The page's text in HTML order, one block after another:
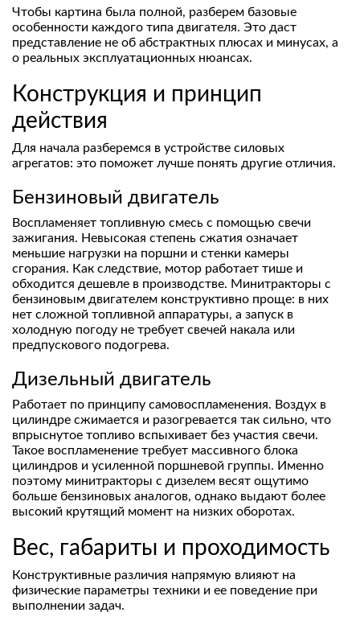
Чтобы картина была полной, разберем базовые
особенности каждого типа двигателя. Это даст
представление не об абстрактных плюсах и минусах, а
о реальных эксплуатационных нюансах.
Конструкция и принцип
действия
Для начала разберемся в устройстве силовых
агрегатов: это поможет лучше понять другие отличия.
Бензиновый двигатель
Воспламеняет топливную смесь с помощью свечи
зажигания. Невысокая степень сжатия означает
меньшие нагрузки на поршни и стенки камеры
сгорания. Как следствие, мотор работает тише и
обходится дешевле в производстве. Минитракторы с
бензиновым двигателем конструктивно проще: в них
нет сложной топливной аппаратуры, а запуск в
холодную погоду не требует свечей накала или
предпускового подогрева.
Дизельный двигатель
Работает по принципу самовоспламенения. Воздух в
цилиндре сжимается и разогревается так сильно, что
впрыснутое топливо вспыхивает без участия свечи.
Такое воспламенение требует массивного блока
цилиндров и усиленной поршневой группы. Именно
поэтому минитракторы с дизелем весят ощутимо
больше бензиновых аналогов, однако выдают более
высокий крутящий момент на низких оборотах.
Вес, габариты и проходимость
Конструктивные различия напрямую влияют на
физические параметры техники и ее поведение при
выполнении задач.